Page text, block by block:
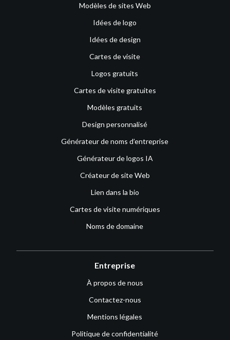
Modèles de sites Web
Idées de logo
Idées de design
Cartes de visite
Logos gratuits
Cartes de visite gratuites
Modèles gratuits
Design personnalisé
Générateur de noms d’entreprise
Générateur de logos IA
Créateur de site Web
Lien dans la bio
Cartes de visite numériques
Noms de domaine
Entreprise
À propos de nous
Contactez-nous
Mentions légales
Politique de confidentialité